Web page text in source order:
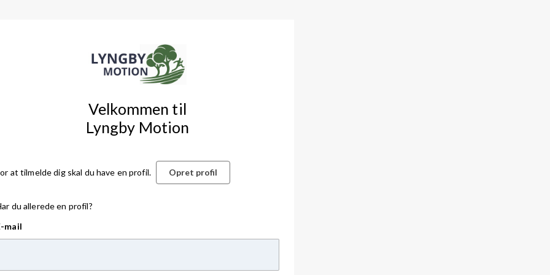
Velkommen til
Lyngby Motion
at tilmelde dig skal du have en profil. Opret profil
du allerede en profil?
mail